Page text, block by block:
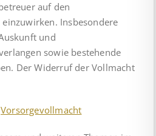
auf den
Insbesondere
und
sowie bestehende
Der Widerruf der Vollmacht
Vorsorgevollmacht